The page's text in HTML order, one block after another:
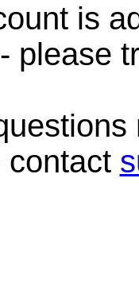
is
please
contact